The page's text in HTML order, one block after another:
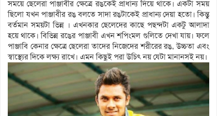
সময়ে ছেলেরা পাঞ্জাবীর ক্ষেত্রে রঙকেই প্রাধান্য দিয়ে থাকে। একটা সময়
ছিলো যখন পাঞ্জাবীর রঙ বলতে সাদা রঙটাকেই প্রাধান্য দেয়া হতো। কিন্তু
বর্তমান সময়টা ভিন্ন । এখনকার ছেলেদের কাছে পছন্দটা একটু আলাদা
হয়ে থাকে। বিভিন্ন রঙের পাঞ্জাবী এখন শপিংমল গুলিতে দেখা যায়। ফলে
পাঞ্জাবি কেনার ক্ষেত্রে ছেলেরা তাদের নিজেদের শরীরের রঙ, উচ্চতা এবং
স্বাস্থ্যের দিকে লক্ষ্য রাখে। এমন কিছুই পরা উচিৎ নয় যেটা মানানসই নয়।